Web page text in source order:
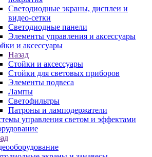
Светодиодные экраны, дисплеи и
видео-сетки
Светодиодные панели
Элементы управления и аксессуары
и аксессуары
Назад
Стойки и аксессуары
Стойки для световых приборов
Элементы подвеса
Лампы
Светофильтры
Патроны и ламподержатели
управления светом и эффектами